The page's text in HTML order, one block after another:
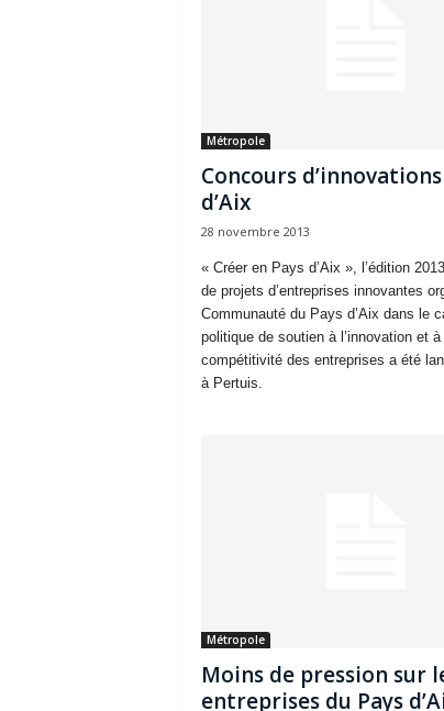
Métropole
Concours
d’Aix
28 novembre 2013
« Créer en Pays d’Aix », l’édition
de projets d’entreprises innovantes
Communauté du Pays d’Aix dans le
politique de soutien à l’innovation et à
compétitivité des entreprises a été
à Pertuis.
Métropole
Moins de pression sur
entreprises du Pays